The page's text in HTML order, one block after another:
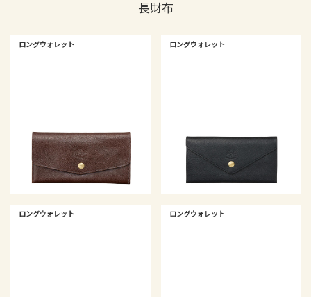
長財布
ロングウォレット ロングウォレット
ロングウォレット ロングウォレット